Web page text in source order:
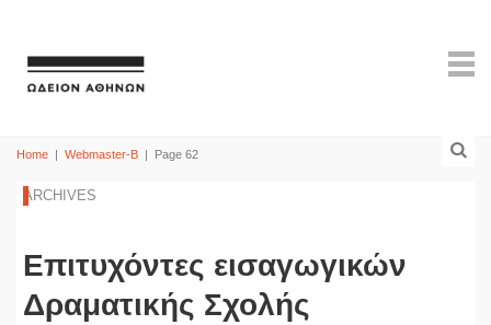
Home | Webmaster-B | Page 62
ARCHIVES
Επιτυχόντες εισαγωγικών
Δραματικής Σχολής